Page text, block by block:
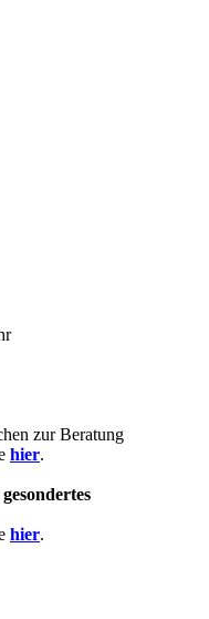
zur Beratung
hier.
hier.